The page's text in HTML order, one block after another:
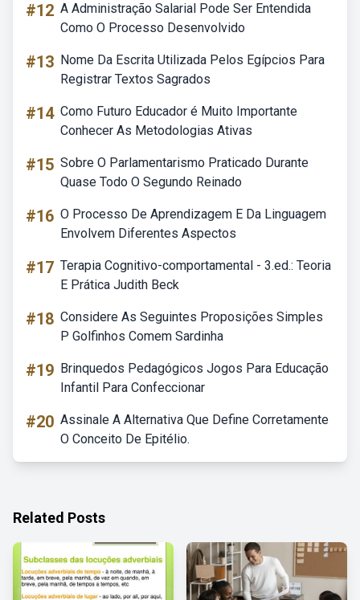
#12 A Administração Salarial Pode Ser Entendida
Como O Processo Desenvolvido
#13 Nome Da Escrita Utilizada Pelos Egípcios Para
Registrar Textos Sagrados
#14 Como Futuro Educador é Muito Importante
Conhecer As Metodologias Ativas
#15 Sobre O Parlamentarismo Praticado Durante
Quase Todo O Segundo Reinado
#16 O Processo De Aprendizagem E Da Linguagem
Envolvem Diferentes Aspectos
#17 Terapia Cognitivo-comportamental - 3.ed.: Teoria
E Prática Judith Beck
#18 Considere As Seguintes Proposições Simples
P Golfinhos Comem Sardinha
#19 Brinquedos Pedagógicos Jogos Para Educação
Infantil Para Confeccionar
#20 Assinale A Alternativa Que Define Corretamente
O Conceito De Epitélio.
Related Posts